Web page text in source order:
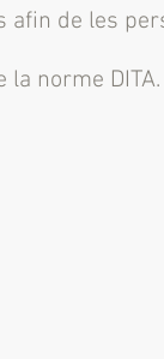
afin de les
la norme DITA.